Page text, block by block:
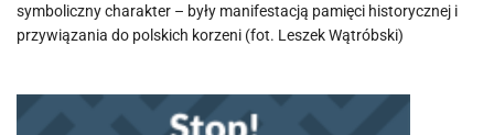
symboliczny charakter – były manifestacją pamięci historycznej i
przywiązania do polskich korzeni (fot. Leszek Wątróbski)